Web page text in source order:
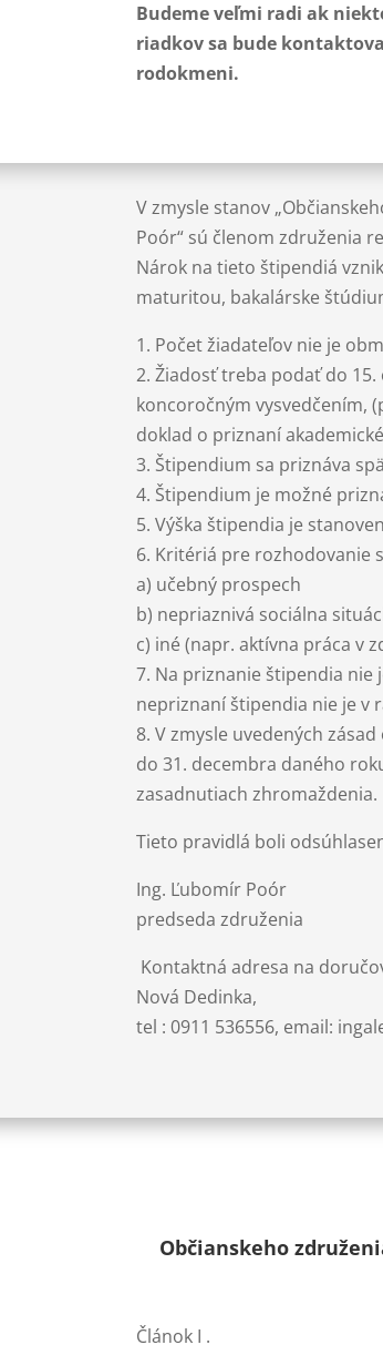
Budeme veľmi radi ak
riadkov sa bude
rodokmeni.
V zmysle stanov
Poór“ sú členom združenia
Nárok na tieto štipendiá
maturitou, bakalárske
1. Počet žiadateľov nie je
2. Žiadosť treba podať do
koncoročným vysvedčením,
doklad o priznaní
3. Štipendium sa priznáva
4. Štipendium je možné
5. Výška štipendia je
6. Kritériá pre rozhodovanie
a) učebný prospech
b) nepriaznivá sociálna
c) iné (napr. aktívna práca v
7. Na priznanie štipendia
nepriznaní štipendia nie je v
8. V zmysle uvedených
do 31. decembra daného
zasadnutiach zhromaždenia.
Tieto pravidlá boli
Ing. Ľubomír Poór
predseda združenia
Kontaktná adresa na
Nová Dedinka,
tel : 0911 536556, email:
Občianskeho
Článok I .